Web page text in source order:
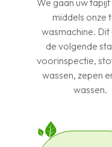
We gaan uw tapijt
middels onze
wasmachine. Dit
de volgende
voorinspectie,
wassen, zepen
wassen.